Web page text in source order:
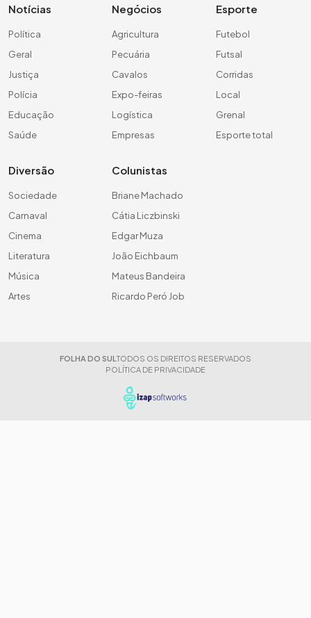
Notícias
Política
Geral
Justiça
Polícia
Educação
Saúde
Negócios
Agricultura
Pecuária
Cavalos
Expo-feiras
Logística
Empresas
Esporte
Futebol
Futsal
Corridas
Local
Grenal
Esporte total
Diversão
Sociedade
Carnaval
Cinema
Literatura
Música
Artes
Colunistas
Briane Machado
Cátia Liczbinski
Edgar Muza
João Eichbaum
Mateus Bandeira
Ricardo Peró Job
FOLHA DO SUL TODOS OS DIREITOS RESERVADOS
POLÍTICA DE PRIVACIDADE